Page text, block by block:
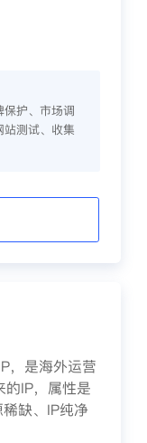
护、市场调
测试、收集
，是海外运营
的IP，属性是
缺、IP纯净